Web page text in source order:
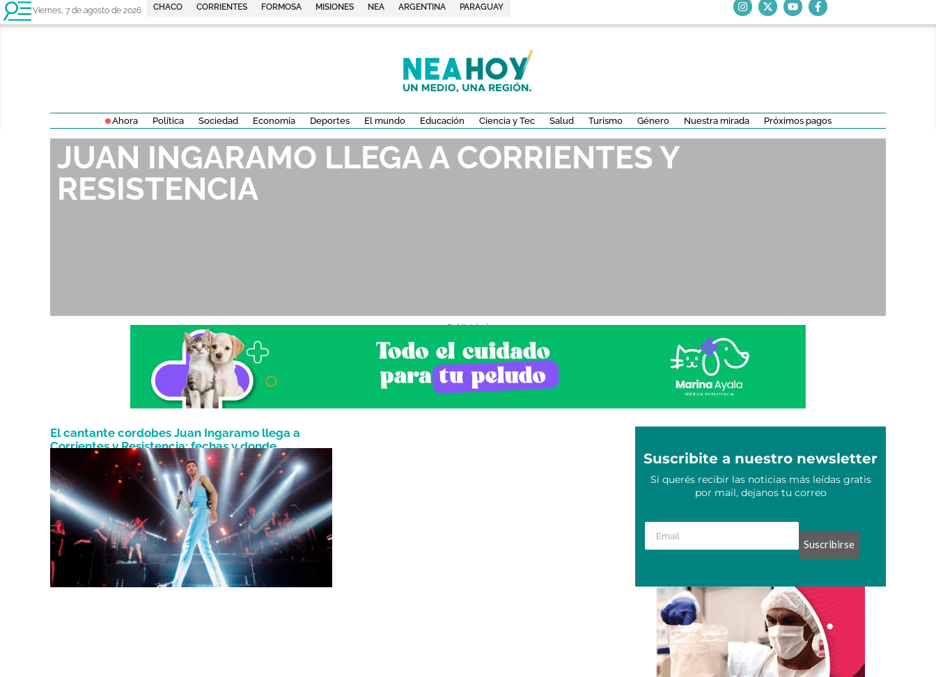
Viernes, 7 de agosto de 2026 CHACO CORRIENTES FORMOSA MISIONES NEA ARGENTINA PARAGUAY
Ahora Política Sociedad Economía Deportes El mundo Educación Ciencia y Tec Salud Turismo Género Nuestra mirada Próximos pagos
JUAN INGARAMO LLEGA A CORRIENTES Y
RESISTENCIA
- Publicidad -
El cantante cordobes Juan Ingaramo llega a
Corrientes y Resistencia: fechas y donde
conseguir las entradas
Octubre 24, 2023 Suscribite a nuestro newsletter
Si querés recibir las noticias más leídas gratis
por mail, dejanos tu correo
Suscribirse